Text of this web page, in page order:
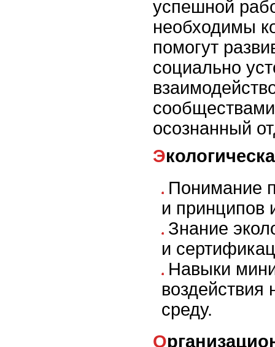
успешной
необходимы
помогут
социально
осознанный
Понимание
и принципов
Знание
и
Навыки
среду.
Организационные и